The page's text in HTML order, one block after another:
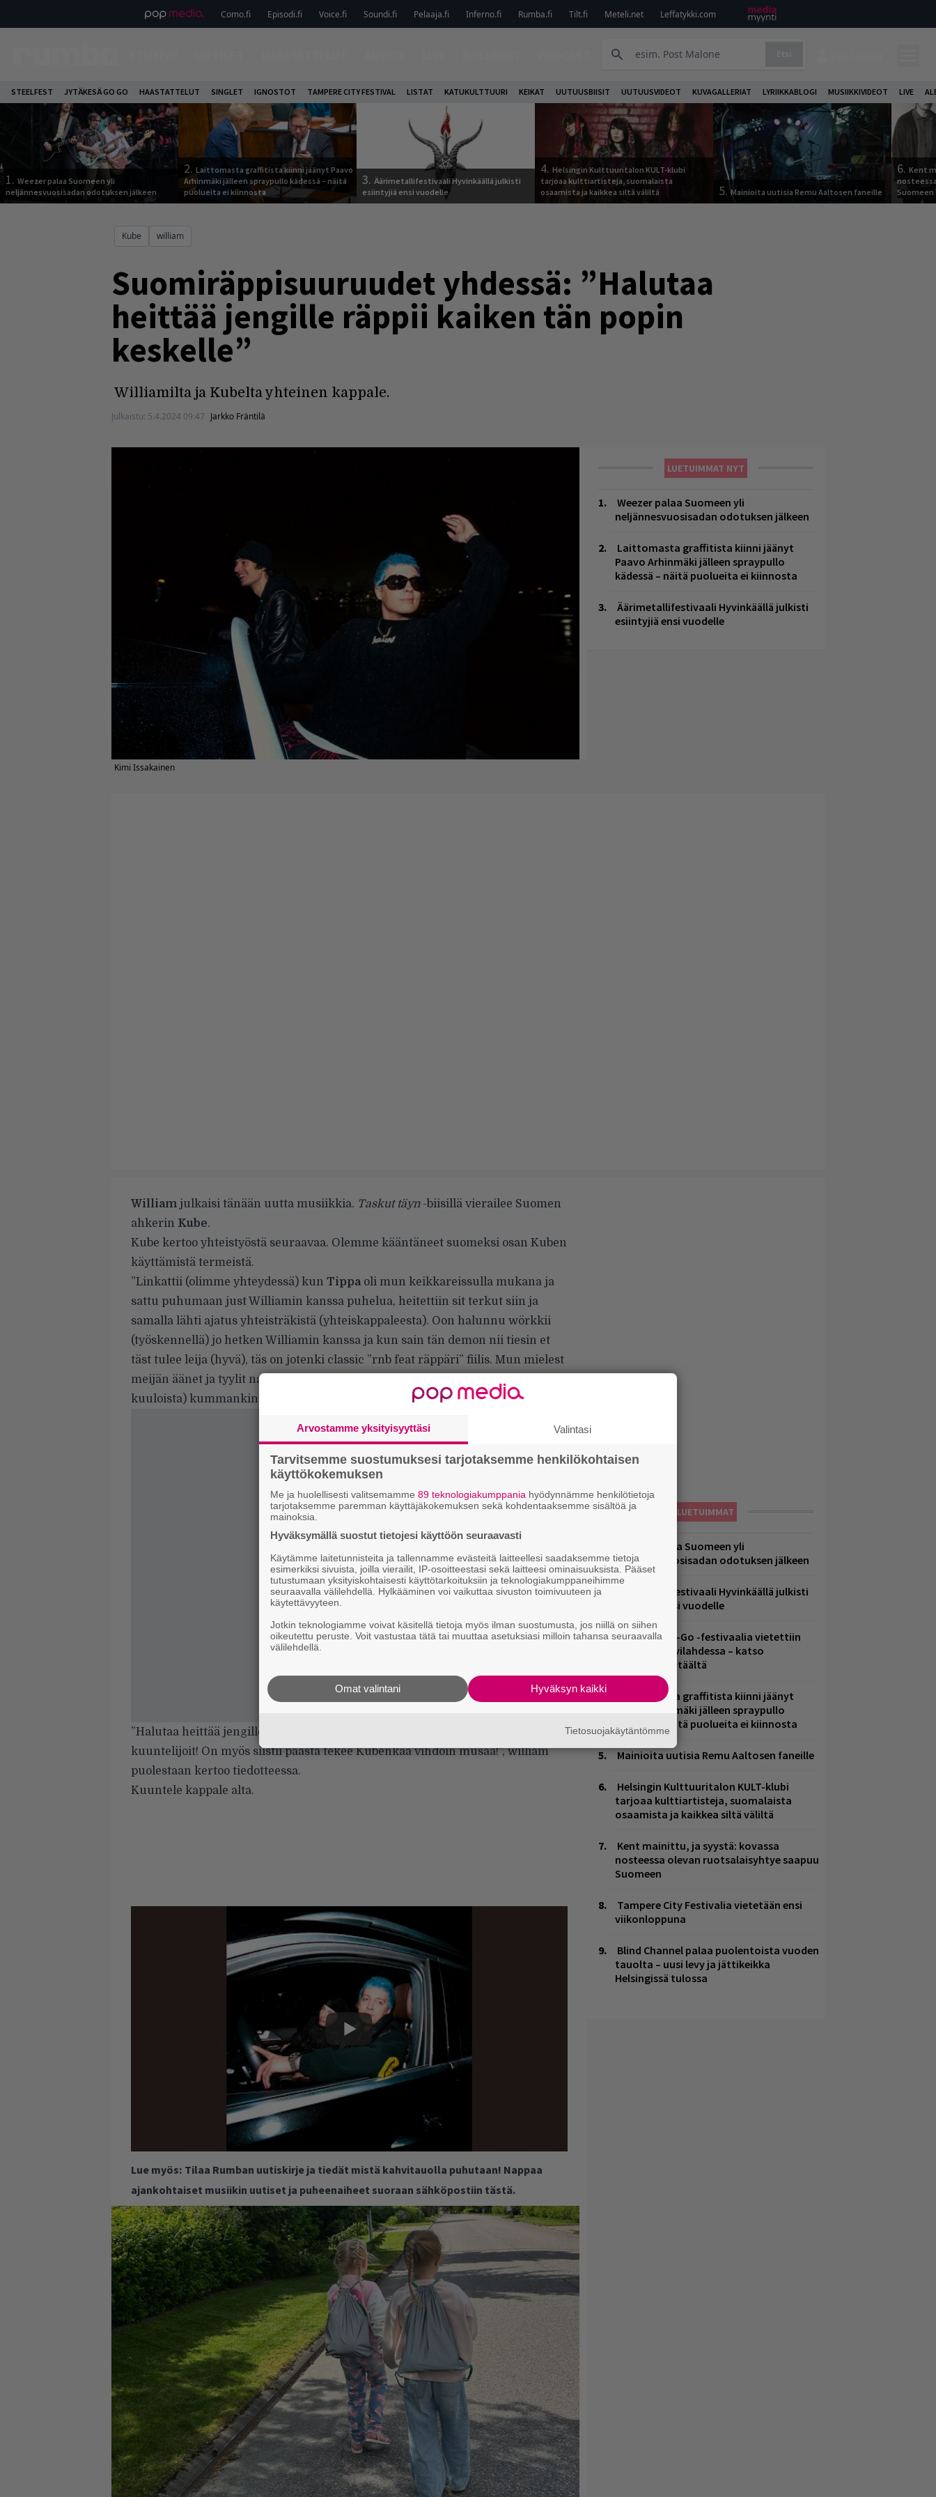
Como.fi Episodi.fi Voice.fi Soundi.fi Pelaaja.fi Inferno.fi Rumba.fi Tilt.fi Meteli.net Leffatykki.com
STEELFEST JYTÄKESÄ GO GO HAASTATTELUT SINGLET IGNOSTOT TAMPERE CITY FESTIVAL LISTAT KATUKULTTUURI KEIKAT UUTUUSBIISIT UUTUUSVIDEOT KUVAGALLERIAT LYRIIKKABLOGI MUSIIKKIVIDEOT LIVE
1. Weezer palaa Suomeen yli
neljännesvuosisadan odotuksen jälkeen
2. Laittomasta graffitista kiinni jäänyt Paavo
Arhinmäki jälleen spraypullo kädessä – näitä
puolueita ei kiinnosta
3. Äärimetallifestivaali Hyvinkäällä julkisti
esiintyjiä ensi vuodelle
4. Helsingin Kulttuuritalon KULT-klubi
tarjoaa kulttiartisteja, suomalaista
osaamista ja kaikkea siltä väliltä
5.Mainioita uutisia Remu Aaltosen faneille
6. Kent
Suomeen
Kube william
Suomiräppisuuruudet yhdessä: ”Halutaa
heittää jengille räppii kaiken tän popin
keskelle”
Williamilta ja Kubelta yhteinen kappale.
Julkaistu: 5.4.2024 09:47 Jarkko Fräntilä
Kimi Issakainen
LUETUIMMAT NYT
Weezer palaa Suomeen yli
neljännesvuosisadan odotuksen jälkeen
Laittomasta graffitista kiinni jäänyt
Paavo Arhinmäki jälleen spraypullo
kädessä – näitä puolueita ei kiinnosta
Äärimetallifestivaali Hyvinkäällä julkisti
esiintyjiä ensi vuodelle
William julkaisi tänään uutta musiikkia. Taskut täyn-biisillä vierailee Suomen
ahkerin Kube.
Kube kertoo yhteistyöstä seuraavaa. Olemme kääntäneet suomeksi osan Kuben
käyttämistä termeistä.
”Linkattii (olimme yhteydessä) kun Tippaoli mun keikkareissulla mukana ja
sattu puhumaan just Williamin kanssa puhelua, heitettiin sit terkut siin ja
samalla lähti ajatus yhteisträkistä (yhteiskappaleesta). Oon halunnu wörkkii
(työskennellä) jo hetken Williamin kanssa ja kun sain tän demon nii tiesin et
täst tulee leija (hyvä), täs on jotenki classic ”rnb feat räppäri” fiilis. Mun mielest
meijän äänet ja tyylit natsaa hyvin yhteen ja tuotanto on freshii (tuoreen
kuuloista) kummankin saundille”, hän kertoo.
”Halutaa heittää jengille räppii kaiken tän popin keskelle ja hemmotella
kuuntelijoit! On myös siistii päästä tekee Kubenkaa vihdoin musaa!”, william
puolestaan kertoo tiedotteessa.
Kuuntele kappale alta.
Lue myös: Tilaa Rumban uutiskirje ja tiedät mistä kahvitauolla puhutaan! Nappaa
ajankohtaiset musiikin uutiset ja puheenaiheet suoraan sähköpostiin tästä.
LUETUIMMAT
Weezer palaa Suomeen yli
neljännesvuosisadan odotuksen jälkeen
Äärimetallifestivaali Hyvinkäällä julkisti
esiintyjiä ensi vuodelle
Jytäkesä Go-Go -festivaalia vietettiin
Helsingin Suvilahdessa – katso
kuvagalleria täältä
Laittomasta graffitista kiinni jäänyt
Paavo Arhinmäki jälleen spraypullo
kädessä – näitä puolueita ei kiinnosta
Mainioita uutisia Remu Aaltosen faneille
Helsingin Kulttuuritalon KULT-klubi
tarjoaa kulttiartisteja, suomalaista
osaamista ja kaikkea siltä väliltä
Kent mainittu, ja syystä: kovassa
nosteessa olevan ruotsalaisyhtye saapuu
Suomeen
Tampere City Festivalia vietetään ensi
viikonloppuna
Blind Channel palaa puolentoista vuoden
tauolta – uusi levy ja jättikeikka
Helsingissä tulossa
Arvostamme yksityisyyttäsi Valintasi
Tarvitsemme suostumuksesi tarjotaksemme henkilökohtaisen
käyttökokemuksen
Me ja huolellisesti valitsemamme 89 teknologiakumppania hyödynnämme henkilötietoja
tarjotaksemme paremman käyttäjäkokemuksen sekä kohdentaaksemme sisältöä ja
mainoksia.
Hyväksymällä suostut tietojesi käyttöön seuraavasti
Käytämme laitetunnisteita ja tallennamme evästeitä laitteellesi saadaksemme tietoja
esimerkiksi sivuista, joilla vierailit, IP-osoitteestasi sekä laitteesi ominaisuuksista. Pääset
tutustumaan yksityiskohtaisesti käyttötarkoituksiin ja teknologiakumppaneihimme
seuraavalla välilehdellä. Hylkääminen voi vaikuttaa sivuston toimivuuteen ja
käytettävyyteen.
Jotkin teknologiamme voivat käsitellä tietoja myös ilman suostumusta, jos niillä on siihen
oikeutettu peruste. Voit vastustaa tätä tai muuttaa asetuksiasi milloin tahansa seuraavalla
välilehdellä.
Hyväksyn kaikki
Omat valintani
Tietosuojakäytäntömme